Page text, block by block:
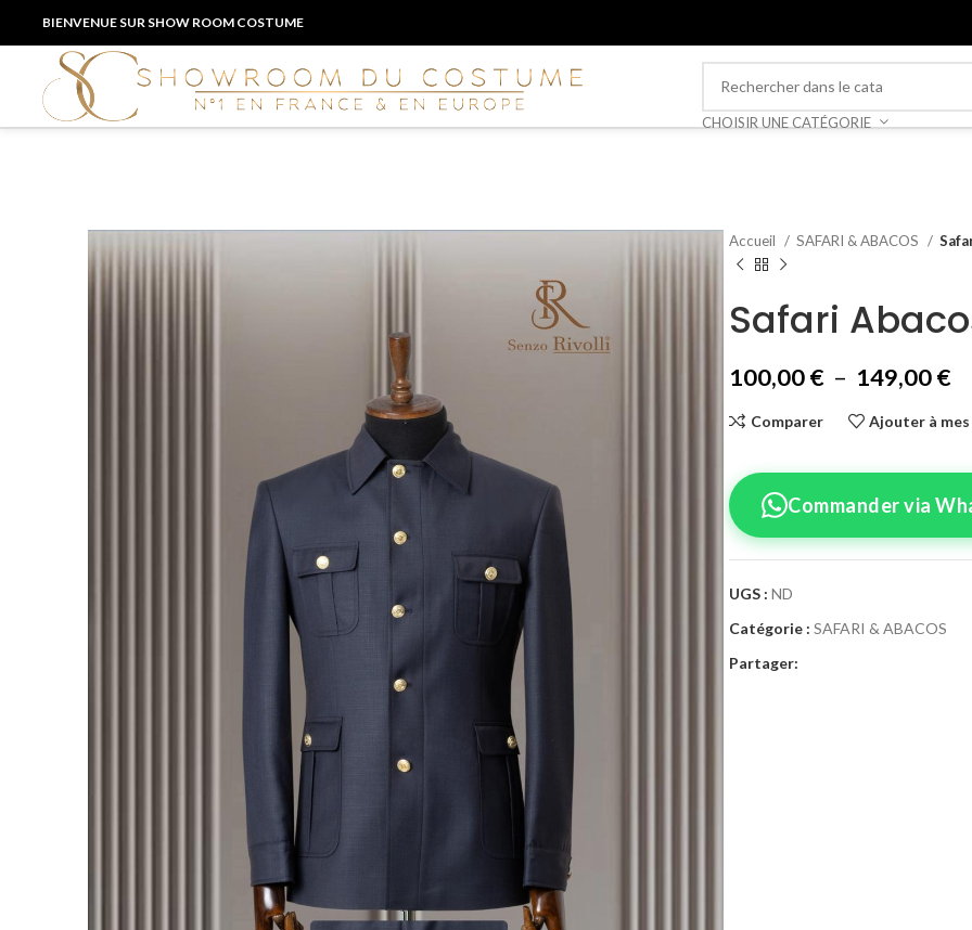
BIENVENUE SUR SHOW ROOM COSTUME
CHOISIR UNE CATÉGORIE
Accueil SAFARI & ABACOS
Safari
100,00€ – 149,00€
Comparer Ajouter à
Commander via
UGS : ND
Catégorie : SAFARI & ABACOS
Partager: